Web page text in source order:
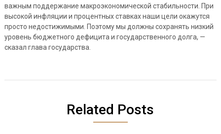
важным поддержание макроэкономической стабильности. При
высокой инфляции и процентных ставках наши цели окажутся
просто недостижимыми. Поэтому мы должны сохранять низкий
уровень бюджетного дефицита и государственного долга, —
сказал глава государства.
Related Posts